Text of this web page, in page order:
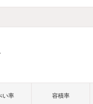
い率 容積率